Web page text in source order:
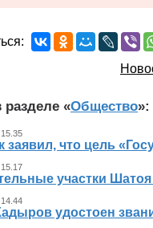
разделе «Общество»:
заявил, что цель
участки
удостоен